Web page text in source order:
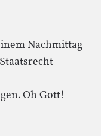
Nachmittag
Oh Gott!